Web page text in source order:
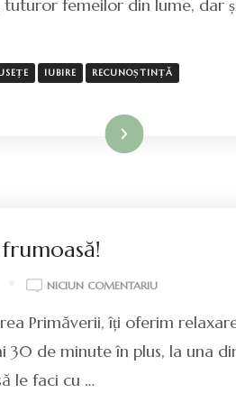
DE
tuturor femeilor din lume, dar
IUBIRE RECUNOȘTINȚĂ
Mai mult
NICIUN COMENTARIULA
FRUMOASĂ!
Primăverii, îți oferim
30 de minute în plus, la una
le faci cu …